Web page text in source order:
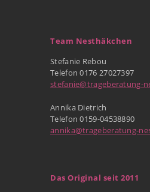
Team Nesthäkchen
Stefanie Rebou
Telefon 0176 27027397
stefanie@trageberatung-
Annika Dietrich
Telefon 0159-04538890
annika@trageberatung-
Das Original seit 2011